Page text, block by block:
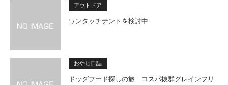
アウトドア
ワンタッチテントを検討中
おやじ日誌
ドッグフード探しの旅 コスパ抜群グレインフリ